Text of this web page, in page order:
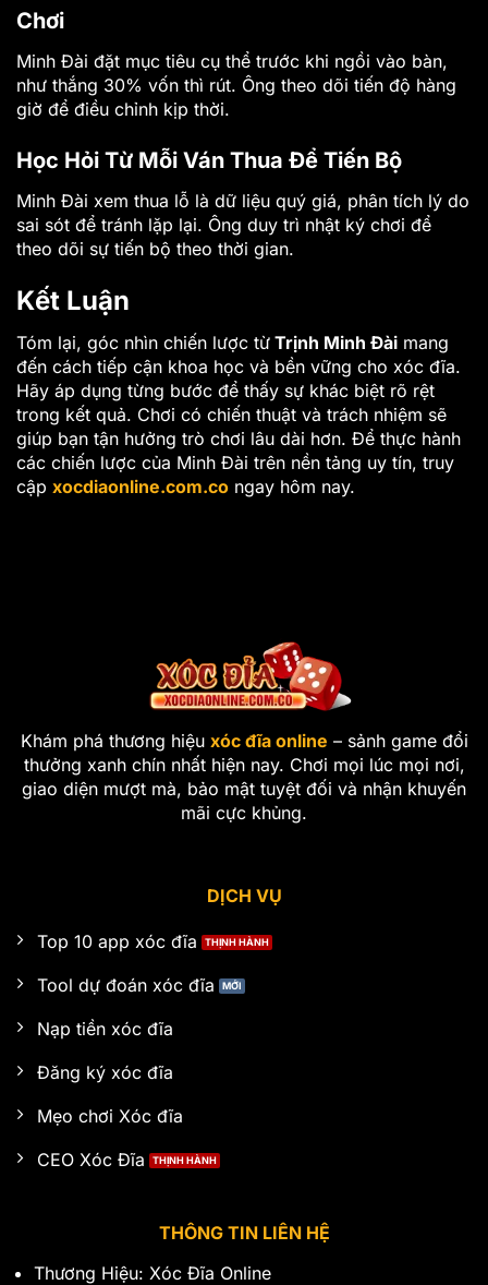
Chơi
Minh Đài đặt mục tiêu cụ thể trước khi ngồi vào bàn,
như thắng 30% vốn thì rút. Ông theo dõi tiến độ hàng
giờ để điều chỉnh kịp thời.
Học Hỏi Từ Mỗi Ván Thua Để Tiến Bộ
Minh Đài xem thua lỗ là dữ liệu quý giá, phân tích lý do
sai sót để tránh lặp lại. Ông duy trì nhật ký chơi để
theo dõi sự tiến bộ theo thời gian.
Kết Luận
Tóm lại, góc nhìn chiến lược từ Trịnh Minh Đài mang
đến cách tiếp cận khoa học và bền vững cho xóc đĩa.
Hãy áp dụng từng bước để thấy sự khác biệt rõ rệt
trong kết quả. Chơi có chiến thuật và trách nhiệm sẽ
giúp bạn tận hưởng trò chơi lâu dài hơn. Để thực hành
các chiến lược của Minh Đài trên nền tảng uy tín, truy
cập xocdiaonline.com.co ngay hôm nay.
Khám phá thương hiệu xóc đĩa online – sảnh game đổi
thưởng xanh chín nhất hiện nay. Chơi mọi lúc mọi nơi,
giao diện mượt mà, bảo mật tuyệt đối và nhận khuyến
mãi cực khủng.
DỊCH VỤ
Top 10 app xóc đĩa
Tool dự đoán xóc đĩa
Nạp tiền xóc đĩa
Đăng ký xóc đĩa
Mẹo chơi Xóc đĩa
CEO Xóc Đĩa
THÔNG TIN LIÊN HỆ
Thương Hiệu: Xóc Đĩa Online